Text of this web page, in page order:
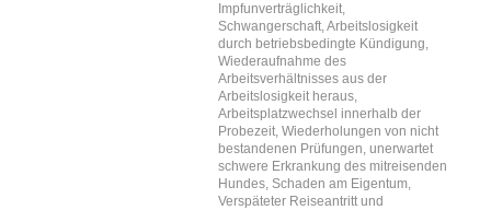
Impfunverträglichkeit,
Schwangerschaft, Arbeitslosigkeit
durch betriebsbedingte Kündigung,
Wiederaufnahme des
Arbeitsverhältnisses aus der
Arbeitslosigkeit heraus,
Arbeitsplatzwechsel innerhalb der
Probezeit, Wiederholungen von nicht
bestandenen Prüfungen, unerwartet
schwere Erkrankung des mitreisenden
Hundes, Schaden am Eigentum,
Verspäteter Reiseantritt und